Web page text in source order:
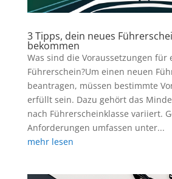
3 Tipps, dein neues
bekommen
Was sind die Voraussetzungen für
Führerschein?Um einen neuen
beantragen, müssen bestimmte
erfüllt sein. Dazu gehört das
nach Führerscheinklasse variiert.
Anforderungen umfassen unter...
mehr lesen